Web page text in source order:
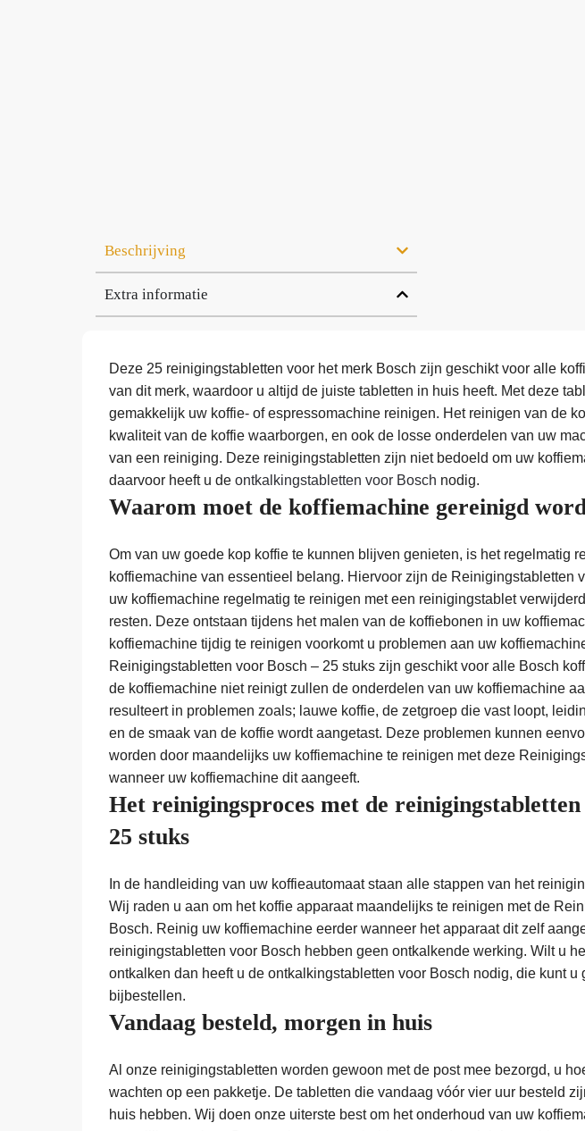
Beschrijving
Extra informatie
Deze 25 reinigingstabletten voor het merk Bosch zijn geschikt voor alle
van dit merk, waardoor u altijd de juiste tabletten in huis heeft. Met deze
gemakkelijk uw koffie- of espressomachine reinigen. Het reinigen van de
kwaliteit van de koffie waarborgen, en ook de losse onderdelen van uw
van een reiniging. Deze reinigingstabletten zijn niet bedoeld om uw
daarvoor heeft u de ontkalkingstabletten voor Bosch nodig.
Waarom moet de koffiemachine gereinigd
Om van uw goede kop koffie te kunnen blijven genieten, is het regelmatig
koffiemachine van essentieel belang. Hiervoor zijn de Reinigingstabletten
uw koffiemachine regelmatig te reinigen met een reinigingstablet
resten. Deze ontstaan tijdens het malen van de koffiebonen in uw
koffiemachine tijdig te reinigen voorkomt u problemen aan uw
Reinigingstabletten voor Bosch – 25 stuks zijn geschikt voor alle Bosch
de koffiemachine niet reinigt zullen de onderdelen van uw koffiemachine
resulteert in problemen zoals; lauwe koffie, de zetgroep die vast loopt,
en de smaak van de koffie wordt aangetast. Deze problemen kunnen
worden door maandelijks uw koffiemachine te reinigen met deze
wanneer uw koffiemachine dit aangeeft.
Het reinigingsproces met de
25 stuks
In de handleiding van uw koffieautomaat staan alle stappen van het
Wij raden u aan om het koffie apparaat maandelijks te reinigen met de
Bosch. Reinig uw koffiemachine eerder wanneer het apparaat dit zelf
reinigingstabletten voor Bosch hebben geen ontkalkende werking. Wilt u
ontkalken dan heeft u de ontkalkingstabletten voor Bosch nodig, die kunt u
bijbestellen.
Vandaag besteld, morgen in huis
Al onze reinigingstabletten worden gewoon met de post mee bezorgd, u
wachten op een pakketje. De tabletten die vandaag vóór vier uur besteld
huis hebben. Wij doen onze uiterste best om het onderhoud van uw